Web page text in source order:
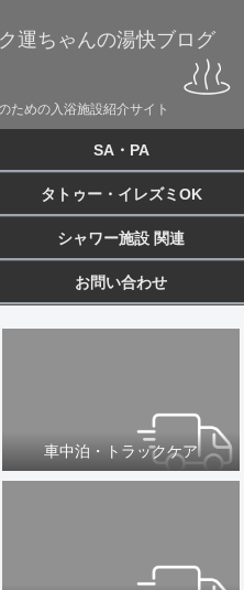
運ちゃんの湯快ブログ
ための入浴施設紹介サイト
SA・PA
タトゥー・イレズミOK
シャワー施設 関連
お問い合わせ
車中泊・トラックケア